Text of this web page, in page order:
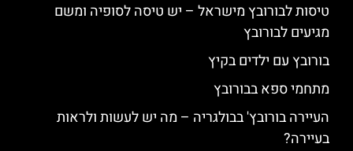
טיסות לבורובץ מישראל – יש טיסה לסופיה ומשם
מגיעים לבורובץ
בורובץ עם ילדים בקיץ
מתחמי ספא בבורובץ
העיירה בורובץ' בבולגריה – מה יש לעשות ולראות
בעיירה?